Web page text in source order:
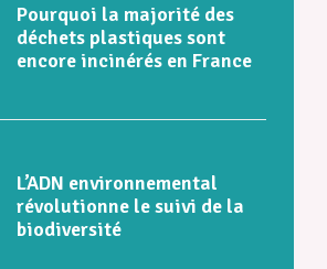
Pourquoi la majorité des
déchets plastiques sont
encore incinérés en France
L’ADN environnemental
révolutionne le suivi de la
biodiversité